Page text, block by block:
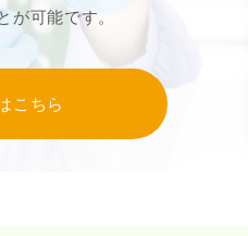
が可能です。
こちら